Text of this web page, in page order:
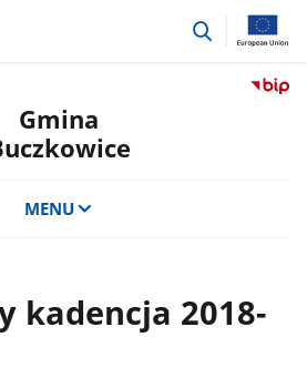
przejdź
Przejdź
Gmina
MENU
kadencja 2018-